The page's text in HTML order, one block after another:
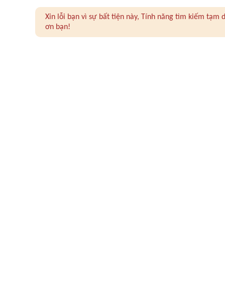
Xin lỗi bạn vì sự bất tiện này, Tính năng tìm kiếm
ơn bạn!